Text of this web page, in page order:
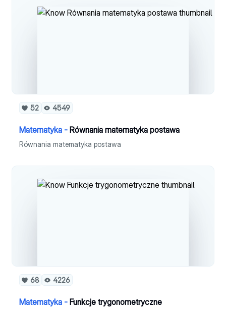
52 4549
Matematyka - Równania matematyka postawa
Równania matematyka postawa
68 4226
Matematyka - Funkcje trygonometryczne